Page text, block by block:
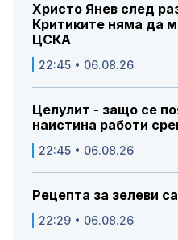
Христо Янев след
Критиките няма да
ЦСКА
22:45 • 06.08.26
Целулит - защо се
наистина работи
22:45 • 06.08.26
Рецепта за зелеви
22:29 • 06.08.26